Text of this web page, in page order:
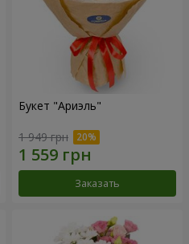
Букет "Ариэль"
1 949 грн
Заказать